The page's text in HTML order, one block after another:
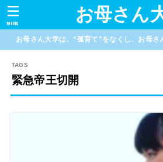
お母さん
MENU
お母さん大学は、“孤育て”をなくし、お母
緊急帝王切開